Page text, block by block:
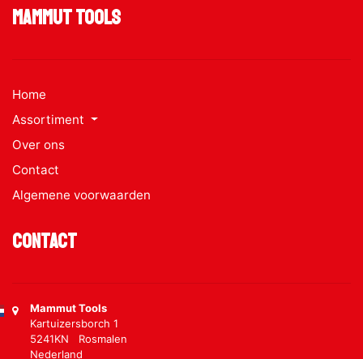
Mammut Tools
Home
Assortiment
Over ons
Contact
Algemene voorwaarden
Contact
Mammut Tools
Kartuizersborch 1
5241KN Rosmalen
Nederland